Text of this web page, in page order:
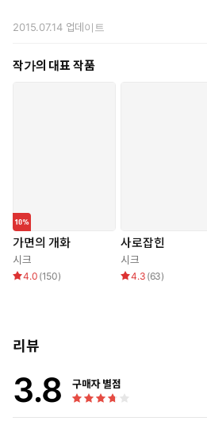
두 팔로 엎드려 고양이 자세를 취하고
도망치려고 했다. 분명 기었는데 진도
엉덩이를 쥔 그 때문에, 다음으로 움직
그가 엉덩이 사이에 얼굴을 박고서 혀
몸이 굳어 버렸다. 마취 주사를 맞은 것
혀가 올가미처럼 그녀를 묶어 버렸다.
느낌에 순식간에 뇌가 줄줄 녹아내렸
낙하했다.
2015.07.14업데이트
작가의 대표 작품
가면의 개화
시크
4.0 (150)
사로잡힌
시크
4.3 (63)
리뷰
3.8 구매자 별점